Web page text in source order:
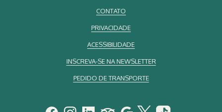
CONTATO
PRIVACIDADE
ACESSIBILIDADE
INSCREVA-SE NA NEWSLETTER
PEDIDO DE TRANSPORTE